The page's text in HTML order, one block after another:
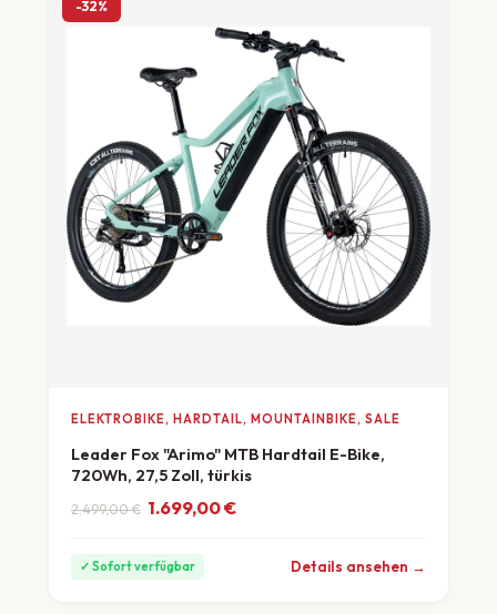
-32%
ELEKTROBIKE, HARDTAIL, MOUNTAINBIKE, SALE
Leader Fox "Arimo" MTB Hardtail E-Bike,
720Wh, 27,5 Zoll, türkis
2.499,00€
Ursprünglicher Preis war: 2.499,00 €
1.699,00€
Aktueller Preis ist: 1.699,00 €.
✓ Sofort verfügbar Details ansehen →